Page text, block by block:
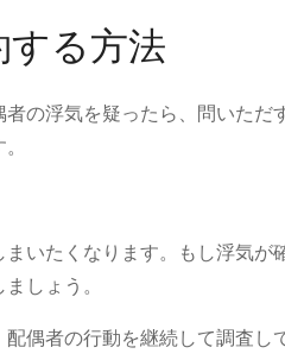
する方法
の浮気を疑ったら、問いただ
いたくなります。もし浮気が
しょう。
偶者の行動を継続して調査し